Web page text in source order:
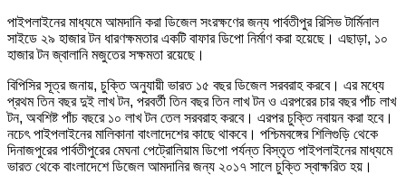
পাইপলাইনের মাধ্যমে আমদানি করা ডিজেল সংরক্ষণের জন্য পার্বতীপুর রিসিভ টার্মিনাল
সাইডে ২৯ হাজার টন ধারণক্ষমতার একটি বাফার ডিপো নির্মাণ করা হয়েছে। এছাড়া, ১০
হাজার টন জ্বালানি মজুতের সক্ষমতা রয়েছে।
বিপিসির সূত্র জনায়, চুক্তি অনুযায়ী ভারত ১৫ বছর ডিজেল সরবরাহ করবে। এর মধ্যে
প্রথম তিন বছর দুই লাখ টন, পরবর্তী তিন বছর তিন লাখ টন ও এরপরের চার বছর পাঁচ লাখ
টন, অবশিষ্ট পাঁচ বছরে ১০ লাখ টন তেল সরবরাহ করবে। এরপর চুক্তি নবায়ন করা হবে।
নচেৎ পাইপলাইনের মালিকানা বাংলাদেশের কাছে থাকবে। পশ্চিমবঙ্গের শিলিগুড়ি থেকে
দিনাজপুরের পার্বতীপুরের মেঘনা পেট্রোলিয়াম ডিপো পর্যন্ত বিস্তৃত পাইপলাইনের মাধ্যমে
ভারত থেকে বাংলাদেশে ডিজেল আমদানির জন্য ২০১৭ সালে চুক্তি স্বাক্ষরিত হয়।